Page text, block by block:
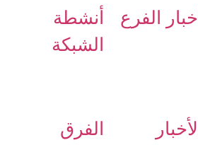
أخبار الفرع
أنشطة
الشبكة
الأخبار الفرق